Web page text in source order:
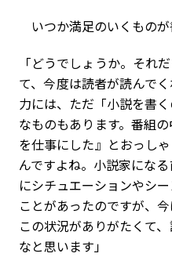
いつか満足のいくもの
「どうでしょうか。それ
て、今度は読者が読んで
力には、ただ「小説を書
なものもあります。番組
を仕事にした』とおっし
んですよね。小説家にな
にシチュエーションやシ
ことがあったのですが、
この状況がありがたくて
なと思います」